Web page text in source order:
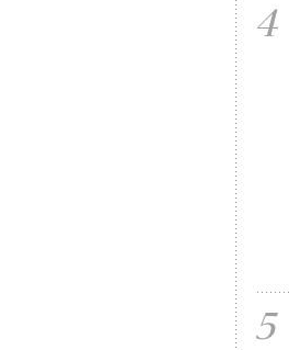
4
5